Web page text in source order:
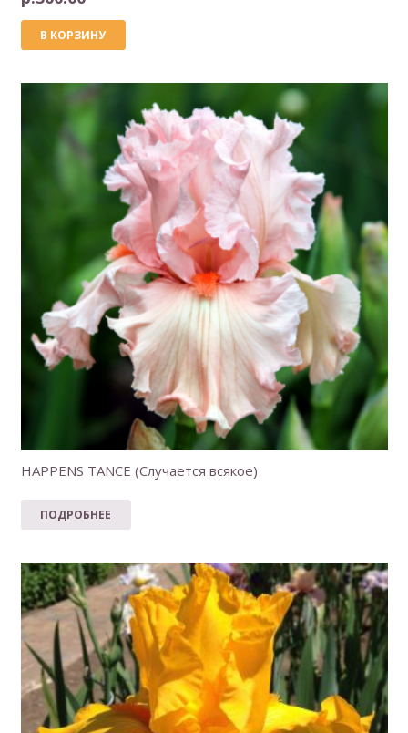
В КОРЗИНУ
HAPPENS TANCE (Случается всякое)
ПОДРОБНЕЕ